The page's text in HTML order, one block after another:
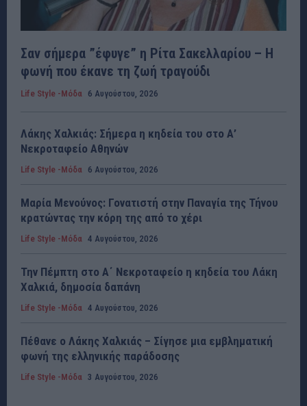
Σαν σήμερα ”έφυγε” η Ρίτα Σακελλαρίου – Η
φωνή που έκανε τη ζωή τραγούδι
Life Style -Μόδα 6 Αυγούστου, 2026
Λάκης Χαλκιάς: Σήμερα η κηδεία του στο Α’
Νεκροταφείο Αθηνών
Life Style -Μόδα 6 Αυγούστου, 2026
Μαρία Μενούνος: Γονατιστή στην Παναγία της Τήνου
κρατώντας την κόρη της από το χέρι
Life Style -Μόδα 4 Αυγούστου, 2026
Την Πέμπτη στο Α΄ Νεκροταφείο η κηδεία του Λάκη
Χαλκιά, δημοσία δαπάνη
Life Style -Μόδα 4 Αυγούστου, 2026
Πέθανε ο Λάκης Χαλκιάς – Σίγησε μια εμβληματική
φωνή της ελληνικής παράδοσης
Life Style -Μόδα 3 Αυγούστου, 2026